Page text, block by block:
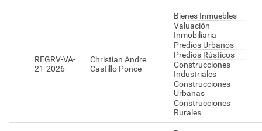
REGRV-VA-
21-2026
Christian Andre
Castillo Ponce
Bienes Inmuebles
Valuación
Inmobiliaria
Predios Urbanos
Predios Rústicos
Construcciones
Industriales
Construcciones
Urbanas
Construcciones
Rurales